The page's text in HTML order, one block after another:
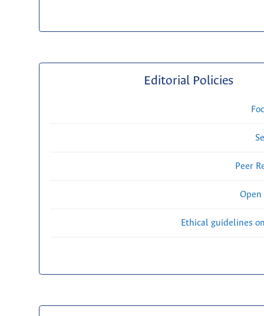
Editorial Policies
Peer
Open
Ethical guidelines